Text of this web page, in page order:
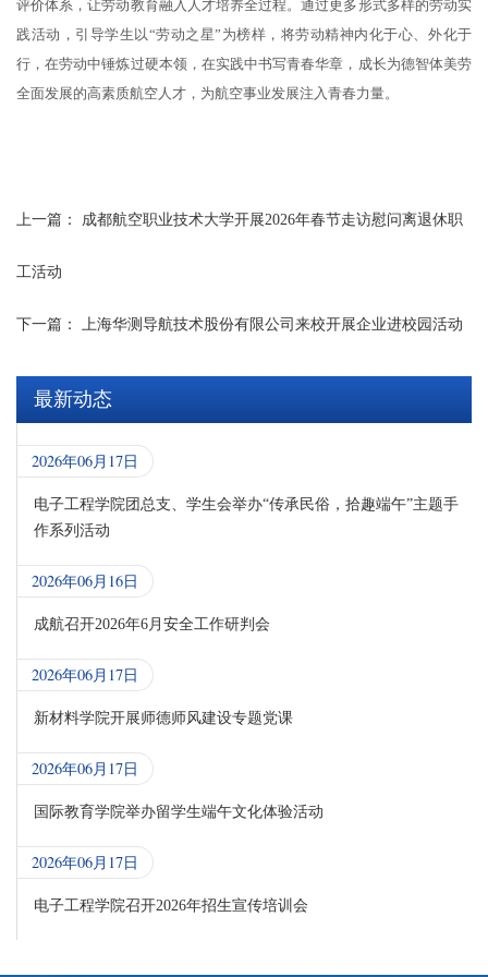
评价体系，让劳动教育融入人才培养全过程。通过更多形式多样的劳动实
践活动，引导学生 以 “劳动之星”为榜样，将劳动精神内化于心、外化于
行，在劳动中锤炼过硬本领，在实践中书写青春华章，成长为德智体美劳
全面发展的高素质航空人才，为航空事业发展注入青春力量。
上一篇： 成都航空职业技术大学开展2026年春节走访慰问离退休职
工活动
下一篇： 上海华测导航技术股份有限公司来校开展企业进校园活动
最新动态
2026年06月17日
电子工程学院团总支、学生会举办“传承民俗，拾趣端午”主题手
作系列活动
2026年06月16日
成航召开2026年6月安全工作研判会
2026年06月17日
新材料学院开展师德师风建设专题党课
2026年06月17日
国际教育学院举办留学生端午文化体验活动
2026年06月17日
电子工程学院召开2026年招生宣传培训会